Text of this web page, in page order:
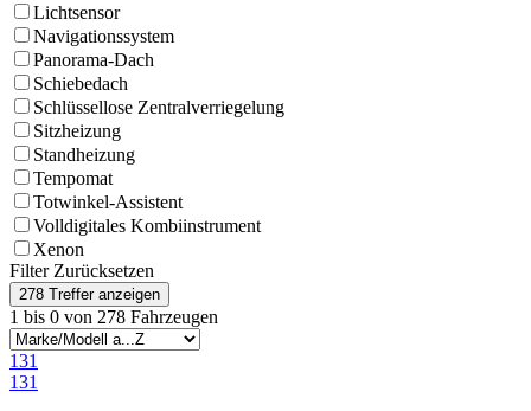
Lichtsensor
Navigations­system
Panorama-Dach
Schiebedach
Schlüssellose Zentralverriegelung
Sitzheizung
Standheizung
Tempomat
Totwinkel-Assistent
Volldigitales Kombiinstrument
Xenon
Filter Zurücksetzen
1 bis 0 von 278 Fahrzeugen
131
131